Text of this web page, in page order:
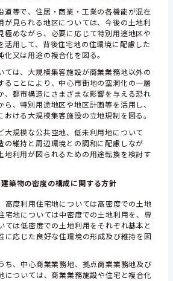
道等で、住居・商業・工業の各機能が混在
が見られる地区については、今後の土地利
極めながら、必要に応じて特別用途地区や
活用して、背後住宅地の住環境に配慮した
化又は用途の複合化を図る。
ては、大規模集客施設が商業業務地以外の
ることにより、中心市街地の空洞化の一層
、都市構造にさまざまな影響を与える恐れ
ら、特別用途地区や地区計画等を活用し、
おける大規模集客施設の立地規制を図る。
大規模な公共空地、低未利用地について
の維持と周辺環境との調和に配慮しなが
地利用が図られるための用途転換を検討す
建築物の密度の構成に関する方針
高度利用住宅地については高密度での土地
宅地については中密度での土地利用を、専
ては低密度での土地利用をそれぞれ基本と
に応じた良好な住環境の形成及び維持を図
ち、中心商業業務地、拠点商業業務地及び
については、商業業務施設や住宅と複合化